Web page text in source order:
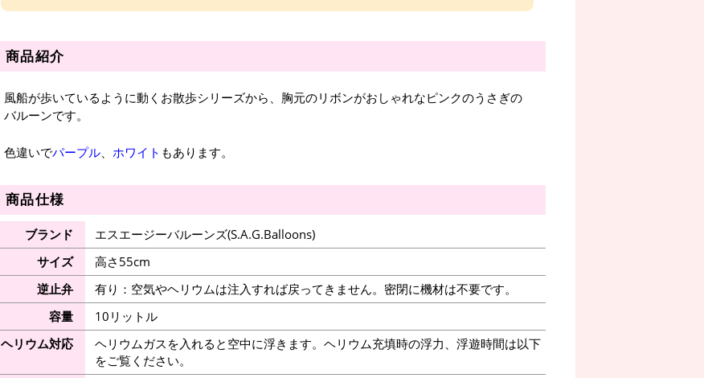
商品紹介
風船が歩いているように動くお散歩シリーズから、胸元のリボンがおしゃれなピンクのうさぎの
バルーンです。
色違いでパープル ホワイト もあります。
商品仕様
ブランド
エスエージーバルーンズ(S.A.G.Balloons)
サイズ
高さ55cm
逆止弁
有り：空気やヘリウムは注入すれば戻ってきません。密閉に機材は不要です。
容量
10リットル
ヘリウム対応
ヘリウムガスを入れると空中に浮きます。ヘリウム充填時の浮力、浮遊時間は以下
をご覧ください。